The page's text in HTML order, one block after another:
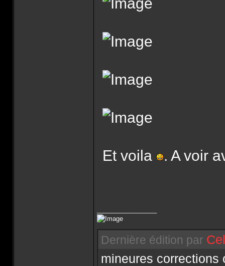
Et voila . A voir
Dernière édition par
mineures corrections